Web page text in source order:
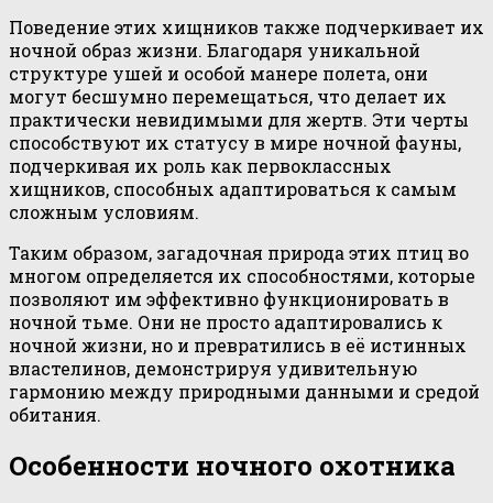
Поведение этих хищников также подчеркивает их
ночной образ жизни. Благодаря уникальной
структуре ушей и особой манере полета, они
могут бесшумно перемещаться, что делает их
практически невидимыми для жертв. Эти черты
способствуют их статусу в мире ночной фауны,
подчеркивая их роль как первоклассных
хищников, способных адаптироваться к самым
сложным условиям.
Таким образом, загадочная природа этих птиц во
многом определяется их способностями, которые
позволяют им эффективно функционировать в
ночной тьме. Они не просто адаптировались к
ночной жизни, но и превратились в её истинных
властелинов, демонстрируя удивительную
гармонию между природными данными и средой
обитания.
Особенности ночного охотника